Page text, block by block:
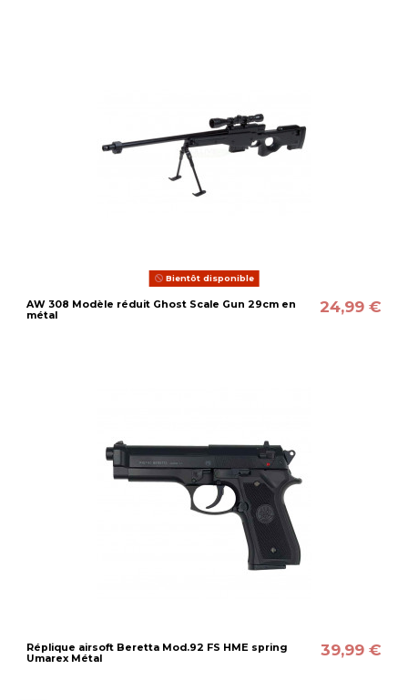
Bientôt disponible
AW 308 Modèle réduit Ghost Scale Gun 29cm en
métal
24,99 €
Réplique airsoft Beretta Mod.92 FS HME spring
Umarex Métal
39,99 €